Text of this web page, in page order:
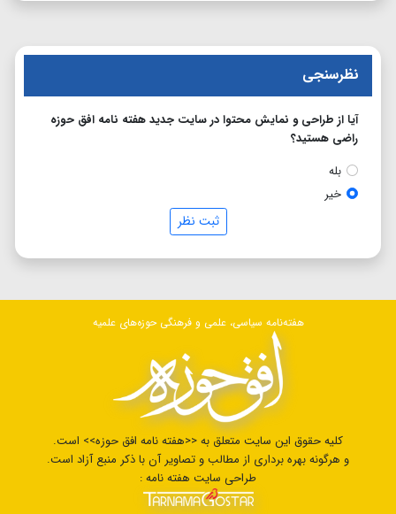
نظرسنجی
آیا از طراحی و نمایش محتوا در سایت جدید هفته نامه افق حوزه
راضی هستید؟
بله
خیر
ثبت نظر
هفته‌نامه سیاسی، علمی و فرهنگی حوزه‌های علمیه
کلیه حقوق این سایت متعلق به <<هفته نامه افق حوزه>> است.
و هرگونه بهره برداری از مطالب و تصاویر آن با ذکر منبع آزاد است.
طراحی سایت هفته نامه :